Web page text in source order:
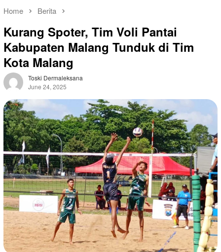
Home Berita
Kurang Spoter, Tim Voli Pantai
Kabupaten Malang Tunduk di Tim
Kota Malang
Toski Dermaleksana
June 24, 2025